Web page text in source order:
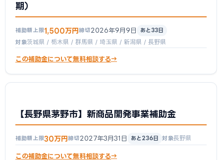
期）
補助額上限1,500万円締切 2026年9月9日
あと33日
対象茨城県 / 栃木県 / 群馬県 / 埼玉県 / 新潟県 / 長野県
この補助金について無料相談する
【長野県茅野市】新商品開発事業補助金
補助額上限30万円締切 2027年3月31日 あと236日 対象長野県
この補助金について無料相談する